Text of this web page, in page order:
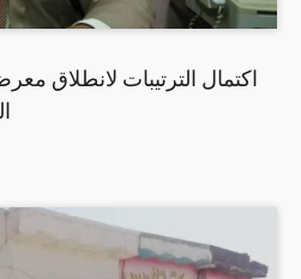
اكتمال الترتيبات لانطلاق